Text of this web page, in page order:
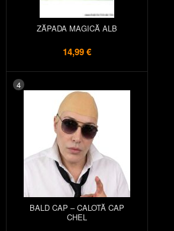
ZĂPADA MAGICĂ ALB
14,99 €
4
BALD CAP – CALOTĂ CAP
CHEL